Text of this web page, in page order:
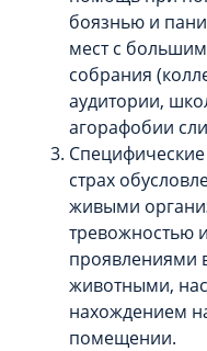
боязнью и
мест с
собрания
аудитории,
агорафобии
страх
живыми
тревожностью
проявлениями
животными,
нахождением
помещении.